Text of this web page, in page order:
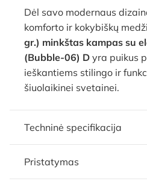
Dėl savo modernaus
komforto ir kokybiškų
gr.) minkštas kampas su
(Bubble-06) D yra puikus
ieškantiems stilingo ir
šiuolaikinei svetainei.
Techninė specifikacija
Pristatymas